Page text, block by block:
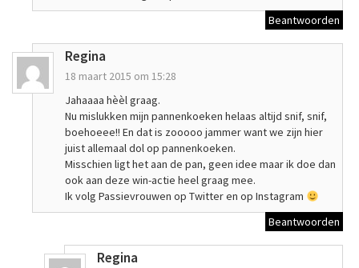
Beantwoorden
Regina
18 maart 2015 om 15:28
Jahaaaa hèèl graag.
Nu mislukken mijn pannenkoeken helaas altijd snif, snif,
boehoeee!! En dat is zooooo jammer want we zijn hier
juist allemaal dol op pannenkoeken.
Misschien ligt het aan de pan, geen idee maar ik doe dan
ook aan deze win-actie heel graag mee.
Ik volg Passievrouwen op Twitter en op Instagram
Beantwoorden
Regina